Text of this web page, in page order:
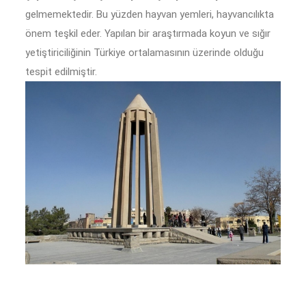
gelmemektedir. Bu yüzden hayvan yemleri, hayvancılıkta
önem teşkil eder. Yapılan bir araştırmada koyun ve sığır
yetiştiriciliğinin Türkiye ortalamasının üzerinde olduğu
tespit edilmiştir.